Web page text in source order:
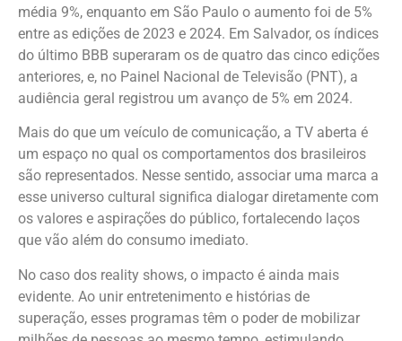
média 9%, enquanto em São Paulo o aumento foi de 5%
entre as edições de 2023 e 2024. Em Salvador, os índices
do último BBB superaram os de quatro das cinco edições
anteriores, e, no Painel Nacional de Televisão (PNT), a
audiência geral registrou um avanço de 5% em 2024.
Mais do que um veículo de comunicação, a TV aberta é
um espaço no qual os comportamentos dos brasileiros
são representados. Nesse sentido, associar uma marca a
esse universo cultural significa dialogar diretamente com
os valores e aspirações do público, fortalecendo laços
que vão além do consumo imediato.
No caso dos reality shows, o impacto é ainda mais
evidente. Ao unir entretenimento e histórias de
superação, esses programas têm o poder de mobilizar